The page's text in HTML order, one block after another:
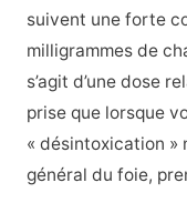
suivent une forte
milligrammes de
s’agit d’une dose
prise que lorsque
« désintoxication »
général du foie,